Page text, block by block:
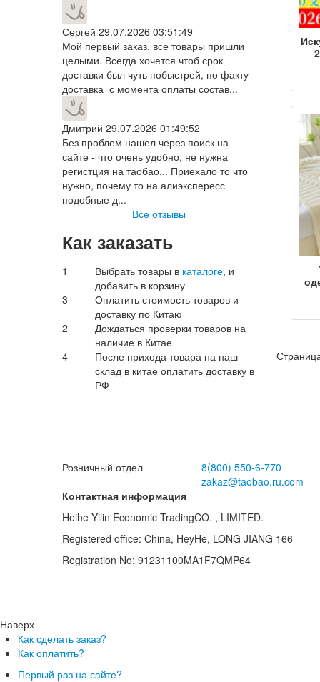
Сергей 29.07.2026 03:51:49
Мой первый заказ. все товары пришли
целыми. Всегда хочется чтоб срок
доставки был чуть побыстрей, по факту
доставка с момента оплаты состав...
Дмитрий 29.07.2026 01:49:52
Без проблем нашел через поиск на
сайте - что очень удобно, не нужна
регистция на таобао... Приехало то что
нужно, почему то на алиэкспересс
подобные д...
Все отзывы
Как заказать
1 Выбрать товары в каталоге, и
добавить в корзину
3
Оплатить стоимость товаров и
доставку по Китаю
2
Дождаться проверки товаров на
наличие в Китае
4
После прихода товара на наш
склад в китае оплатить доставку в
РФ
Розничный отдел
8(800) 550-6-770
zakaz@taobao.ru.com
Контактная информация
Heihe Yilin Economic TradingCO. , LIMITED.
Registered office: China, HeyHe, LONG JIANG 166
Registration No: 91231100MA1F7QMP64
Наверх
Как сделать заказ?
Как оплатить?
Первый раз на сайте?